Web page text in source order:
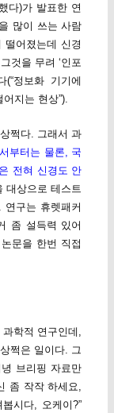
다)가 발표한 연
많이 쓰는 사람
어졌는데 신경
것을 무려 ‘인포
(“정보화 기기에
지는 현상”).
쩍다. 그래서 과
부터는 물론, 국
전혀 신경도 안
대상으로 테스트
연구는 휴렛패커
좀 설득력 있어
문을 한번 직접
학적 연구인데,
쩍은 일이다. 그
브리핑 자료만
좀 작작 하세요,
시다, 오케이?”